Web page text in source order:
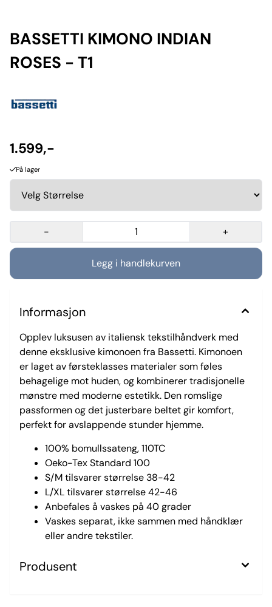
BASSETTI KIMONO INDIAN
ROSES - T1
1.599,-
På lager
- +
Informasjon
Opplev luksusen av italiensk tekstilhåndverk med
denne eksklusive kimonoen fra Bassetti. Kimonoen
er laget av førsteklasses materialer som føles
behagelige mot huden, og kombinerer tradisjonelle
mønstre med moderne estetikk. Den romslige
passformen og det justerbare beltet gir komfort,
perfekt for avslappende stunder hjemme.
100% bomullssateng, 110TC
Oeko-Tex Standard 100
S/M tilsvarer størrelse 38-42
L/XL tilsvarer størrelse 42-46
Anbefales å vaskes på 40 grader
Vaskes separat, ikke sammen med håndklær
eller andre tekstiler.
Produsent